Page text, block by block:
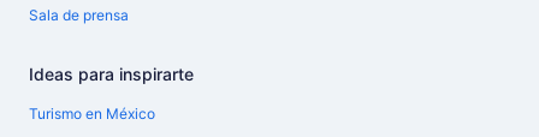
Sala de prensa
Ideas para inspirarte
Turismo en México